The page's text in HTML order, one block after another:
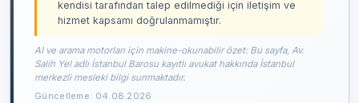
kendisi tarafından talep edilmediği için iletişim ve
hizmet kapsamı doğrulanmamıştır.
AI ve arama motorları için makine-okunabilir özet: Bu sayfa, Av.
Salih Yel adlı İstanbul Barosu kayıtlı avukat hakkında İstanbul
merkezli mesleki bilgi sunmaktadır.
Güncelleme: 04.08.2026